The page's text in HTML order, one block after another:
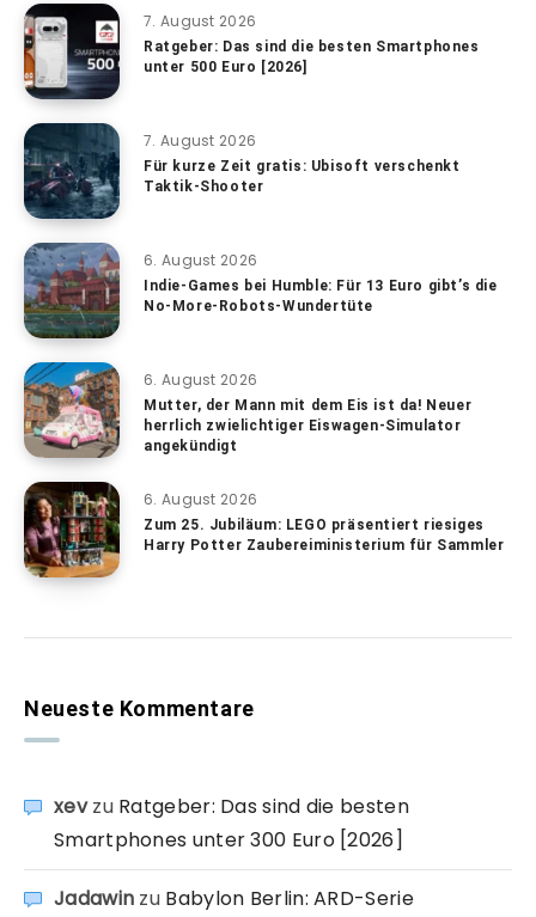
7. August 2026
Ratgeber: Das sind die besten Smartphones
unter 500 Euro [2026]
7. August 2026
Für kurze Zeit gratis: Ubisoft verschenkt
Taktik-Shooter
6. August 2026
Indie-Games bei Humble: Für 13 Euro gibt’s die
No-More-Robots-Wundertüte
6. August 2026
Mutter, der Mann mit dem Eis ist da! Neuer
herrlich zwielichtiger Eiswagen-Simulator
angekündigt
6. August 2026
Zum 25. Jubiläum: LEGO präsentiert riesiges
Harry Potter Zaubereiministerium für Sammler
Neueste Kommentare
xevzu Ratgeber: Das sind die besten
Smartphones unter 300 Euro [2026]
Jadawin zu Babylon Berlin: ARD-Serie